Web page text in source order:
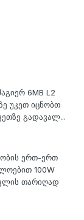
6MB L2
უკეთ იცნობთ
გადავალ...
ერთ-ერთ
100W
თარიღად